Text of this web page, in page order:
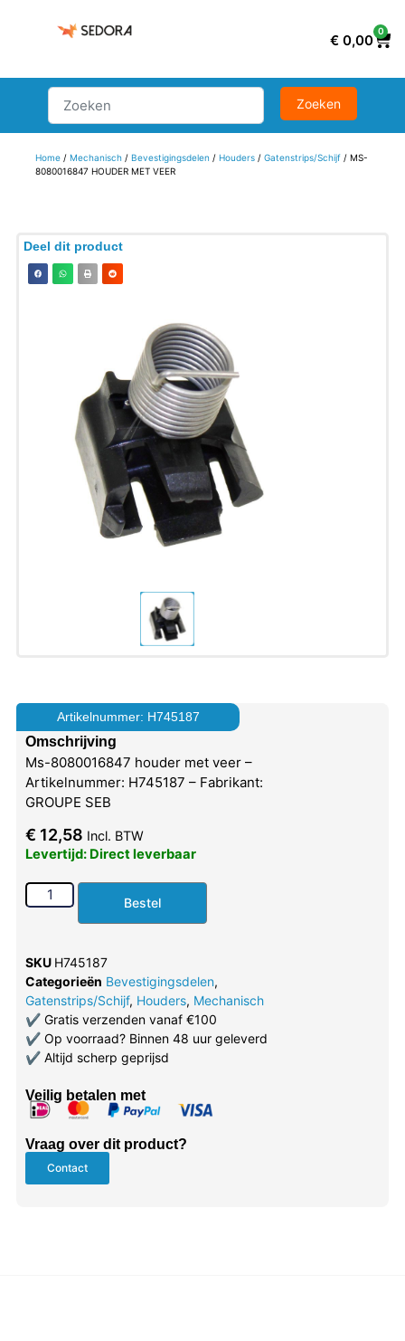
€ 0,00
0
Home/ Mechanisch/ Bevestigingsdelen / Houders/ Gatenstrips/Schijf/ MS-
8080016847 HOUDER MET VEER
Deel dit product
Artikelnummer: H745187
Omschrijving
Ms-8080016847 houder met veer –
Artikelnummer: H745187 – Fabrikant:
GROUPE SEB
€ 12,58 Incl. BTW
Levertijd: Direct leverbaar
Bestel
SKU H745187
Categorieën Bevestigingsdelen,
Gatenstrips/Schijf, Houders, Mechanisch
✔Gratis verzenden vanaf €100
✔Op voorraad? Binnen 48 uur geleverd
✔Altijd scherp geprijsd
Veilig betalen met
Vraag over dit product?
Contact